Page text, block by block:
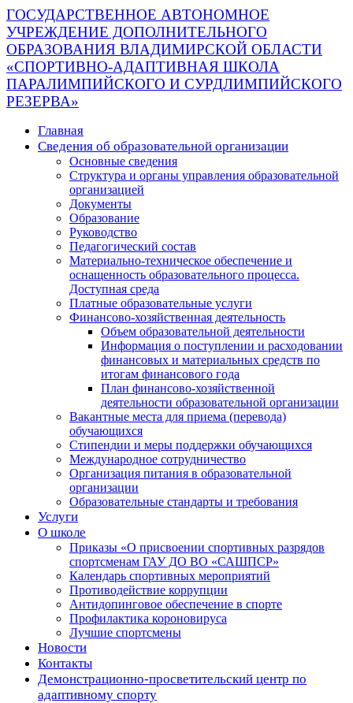
ГОСУДАРСТВЕННОЕ АВТОНОМНОЕ
УЧРЕЖДЕНИЕ ДОПОЛНИТЕЛЬНОГО
ОБРАЗОВАНИЯ ВЛАДИМИРСКОЙ ОБЛАСТИ
«СПОРТИВНО-АДАПТИВНАЯ ШКОЛА
ПАРАЛИМПИЙСКОГО И СУРДЛИМПИЙСКОГО
РЕЗЕРВА»
Главная
Сведения об образовательной организации
Основные сведения
Структура и органы управления образовательной
организацией
Документы
Образование
Руководство
Педагогический состав
Материально-техническое обеспечение и
оснащенность образовательного процесса.
Доступная среда
Платные образовательные услуги
Финансово-хозяйственная деятельность
Объем образовательной деятельности
Информация о поступлении и расходовании
финансовых и материальных средств по
итогам финансового года
План финансово-хозяйственной
деятельности образовательной организации
Вакантные места для приема (перевода)
обучающихся
Стипендии и меры поддержки обучающихся
Международное сотрудничество
Организация питания в образовательной
организации
Образовательные стандарты и требования
Услуги
О школе
Приказы «О присвоении спортивных разрядов
спортсменам ГАУ ДО ВО «САШПСР»
Календарь спортивных мероприятий
Противодействие коррупции
Антидопинговое обеспечение в спорте
Профилактика короновируса
Лучшие спортсмены
Новости
Контакты
Демонстрационно-просветительский центр по
адаптивному спорту